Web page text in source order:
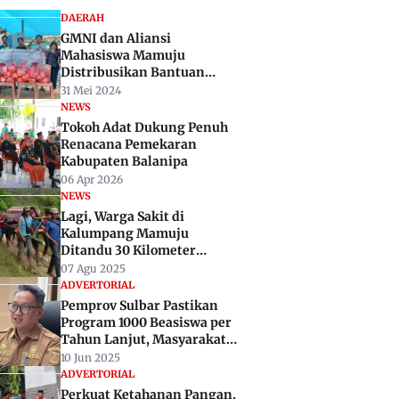
DAERAH
GMNI dan Aliansi
Mahasiswa Mamuju
Distribusikan Bantuan
Untuk Korban Tanah
Longsor di Mamasa
31 Mei 2024
NEWS
Tokoh Adat Dukung Penuh
Renacana Pemekaran
Kabupaten Balanipa
06 Apr 2026
NEWS
Lagi, Warga Sakit di
Kalumpang Mamuju
Ditandu 30 Kilometer
Karena Akses Jalan Rusak
07 Agu 2025
ADVERTORIAL
Pemprov Sulbar Pastikan
Program 1000 Beasiswa per
Tahun Lanjut, Masyarakat
Diminta Tak Ragu Daftar
10 Jun 2025
ADVERTORIAL
Perkuat Ketahanan Pangan,